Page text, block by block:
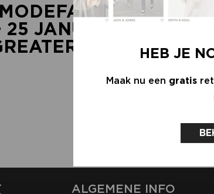
HEB JE
Maak nu een gratis
MODEFABRIEK
JANUARY 2027
AMSTERDAM
ALGEMENE INFO